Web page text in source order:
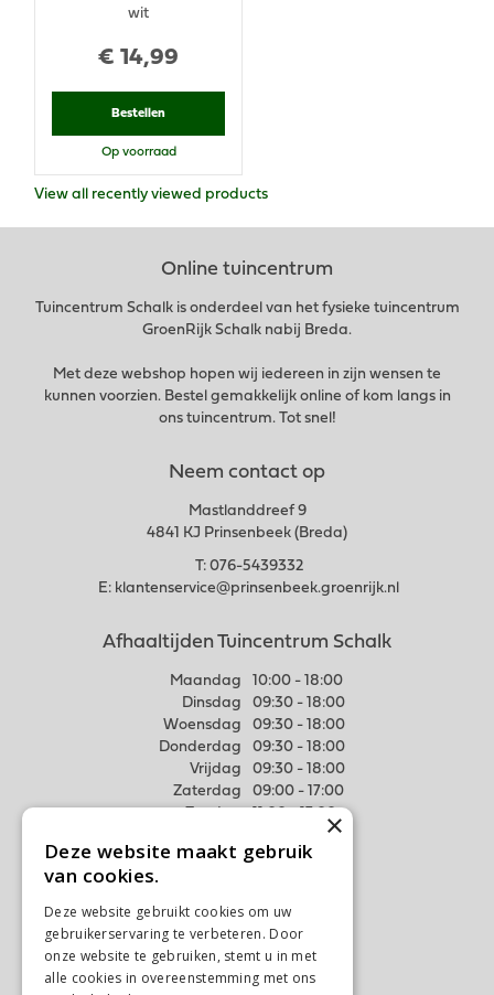
€ 14,99
wit
Bestellen
Op voorraad
View all recently viewed products
Online tuincentrum
Tuincentrum Schalk is onderdeel van het fysieke tuincentrum
GroenRijk Schalk nabij Breda.
Met deze webshop hopen wij iedereen in zijn wensen te
kunnen voorzien. Bestel gemakkelijk online of kom langs in
ons tuincentrum. Tot snel!
Neem contact op
Mastlanddreef 9
4841 KJ Prinsenbeek (Breda)
T: 076-5439332
E: klantenservice@prinsenbeek.groenrijk.nl
Afhaaltijden Tuincentrum Schalk
Maandag
10:00 - 18:00
Dinsdag
09:30 - 18:00
Woensdag
09:30 - 18:00
Donderdag
09:30 - 18:00
Vrijdag
09:30 - 18:00
Zaterdag
09:00 - 17:00
Meer weten
Algemene voorwaarden
Privacy Statement
Disclaimer
×
Deze website maakt gebruik
van cookies.
Deze website gebruikt cookies om uw
gebruikerservaring te verbeteren. Door
onze website te gebruiken, stemt u in met
alle cookies in overeenstemming met ons